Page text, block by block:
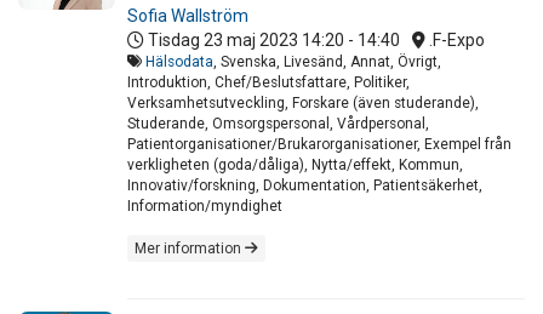
Sofia Wallström
Tisdag 23 maj 2023 14:20 - 14:40 .F-Expo
Hälsodata , Svenska, Livesänd, Annat, Övrigt,
Introduktion, Chef/Beslutsfattare, Politiker,
Verksamhetsutveckling, Forskare (även studerande),
Studerande, Omsorgspersonal, Vårdpersonal,
Patientorganisationer/Brukarorganisationer, Exempel från
verkligheten (goda/dåliga), Nytta/effekt, Kommun,
Innovativ/forskning, Dokumentation, Patientsäkerhet,
Information/myndighet
Mer information